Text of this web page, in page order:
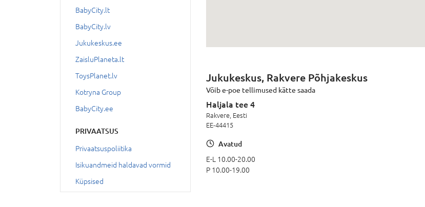
BabyCity.lt
BabyCity.lv
Jukukeskus.ee
ZaisluPlaneta.lt
ToysPlanet.lv
Kotryna Group
BabyCity.ee
PRIVAATSUS
Privaatsuspoliitika
Isikuandmeid haldavad vormid
Küpsised
Jukukeskus, Rakvere Põhjakeskus
Võib e-poe tellimused kätte saada
Haljala tee 4
Rakvere, Eesti
EE-44415
Avatud
E-L 10.00-20.00
P 10.00-19.00